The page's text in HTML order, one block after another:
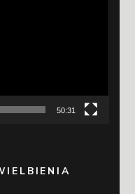
50:31